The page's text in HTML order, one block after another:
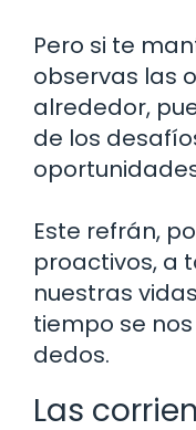
Pero si te
observas las
alrededor,
de los
Este refrán,
proactivos, a
nuestras
tiempo se
dedos.
Las